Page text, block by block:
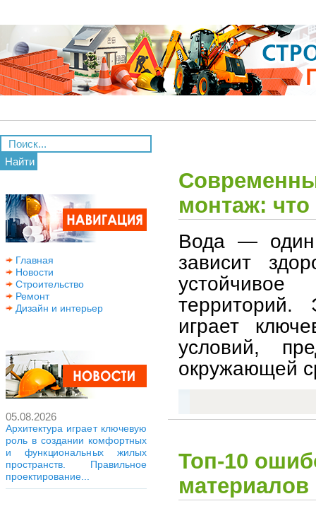
Найти
Главная
Новости
Строительство
Ремонт
Дизайн и интерьер
05.08.2026
Архитектура играет ключевую
роль в создании комфортных
и функциональных жилых
пространств. Правильное
проектирование...
монтаж: что
Вода — один
зависит
территорий.
играет
условий,
окружающей
Топ-10
материалов